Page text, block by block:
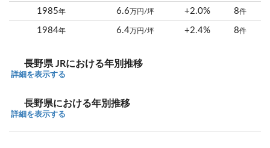
1985年 6.6万円/坪 +2.0% 8件
1984年 6.4万円/坪 +2.4% 8件
長野県 JRにおける年別推移
詳細を表示する
長野県における年別推移
詳細を表示する